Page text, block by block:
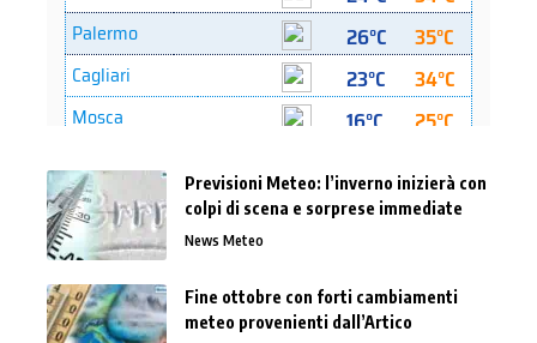
Previsioni Meteo: l’inverno inizierà con
colpi di scena e sorprese immediate
News Meteo
Fine ottobre con forti cambiamenti
meteo provenienti dall’Artico